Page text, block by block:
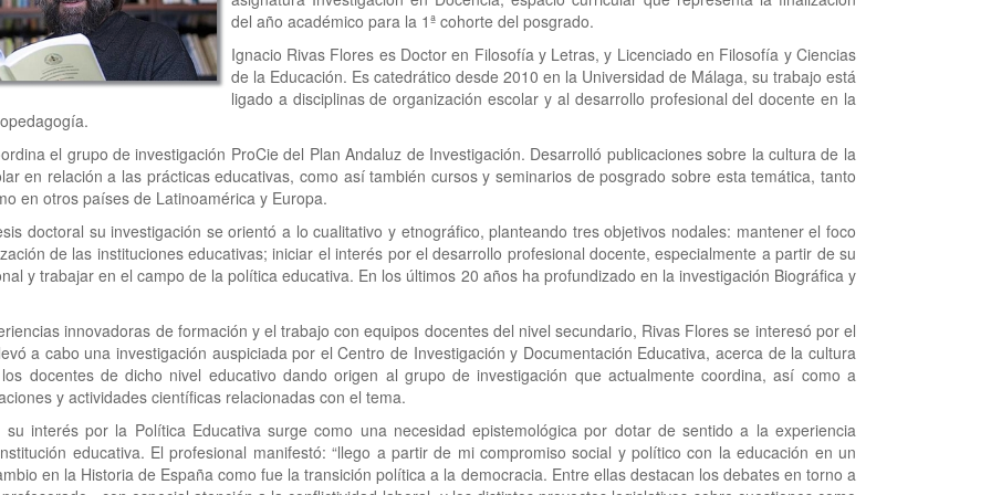
del año académico para la 1ª cohorte del posgrado.
Ignacio Rivas Flores es Doctor en Filosofía y Letras, y Licenciado en Filosofía y Ciencias
de la Educación. Es catedrático desde 2010 en la Universidad de Málaga, su trabajo está
ligado a disciplinas de organización escolar y al desarrollo profesional del docente en la
el grupo de investigación ProCie del Plan Andaluz de Investigación. Desarrolló publicaciones sobre la cultura de la
en relación a las prácticas educativas, como así también cursos y seminarios de posgrado sobre esta temática, tanto
en otros países de Latinoamérica y Europa.
doctoral su investigación se orientó a lo cualitativo y etnográfico, planteando tres objetivos nodales: mantener el foco
de las instituciones educativas; iniciar el interés por el desarrollo profesional docente, especialmente a partir de su
y trabajar en el campo de la política educativa. En los últimos 20 años ha profundizado en la investigación Biográfica y
innovadoras de formación y el trabajo con equipos docentes del nivel secundario, Rivas Flores se interesó por el
a cabo una investigación auspiciada por el Centro de Investigación y Documentación Educativa, acerca de la cultura
docentes de dicho nivel educativo dando origen al grupo de investigación que actualmente coordina, así como a
y actividades científicas relacionadas con el tema.
interés por la Política Educativa surge como una necesidad epistemológica por dotar de sentido a la experiencia
educativa. El profesional manifestó: “llego a partir de mi compromiso social y político con la educación en un
en la Historia de España como fue la transición política a la democracia. Entre ellas destacan los debates en torno a